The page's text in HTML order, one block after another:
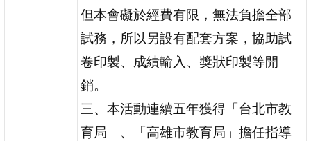
但本會礙於經費有限，無法負擔全部
試務，所以另設有配套方案，協助試
卷印製、成績輸入、獎狀印製等開
銷。
三、本活動連續五年獲得「台北市教
育局」、「高雄市教育局」擔任指導